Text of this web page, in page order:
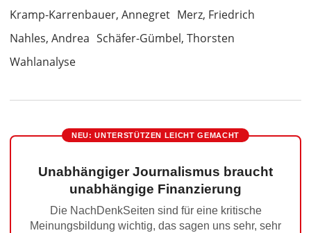
Kramp-Karrenbauer, Annegret Merz, Friedrich
Nahles, Andrea Schäfer-Gümbel, Thorsten
Wahlanalyse
NEU: UNTERSTÜTZEN LEICHT GEMACHT
Unabhängiger Journalismus braucht
unabhängige Finanzierung
Die NachDenkSeiten sind für eine kritische
Meinungsbildung wichtig, das sagen uns sehr, sehr